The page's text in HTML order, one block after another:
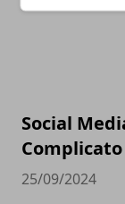
Social
25/09/2024